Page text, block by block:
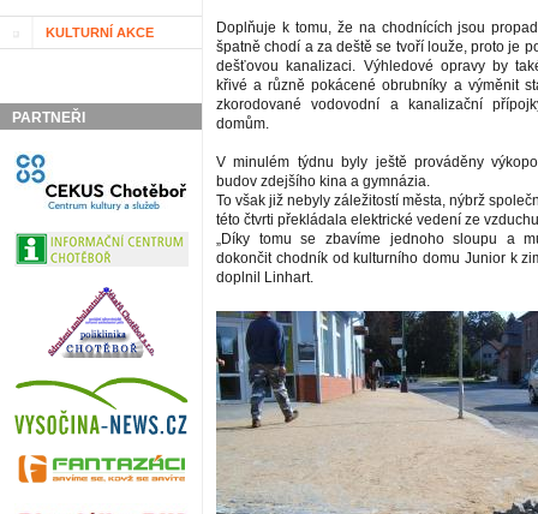
KULTURNÍ AKCE
PARTNEŘI
Doplňuje k tomu, že na chodnících jsou
špatně chodí a za deště se tvoří louže, proto je
dešťovou kanalizaci. Výhledové opravy by
křivé a různě pokácené obrubníky a výměnit
zkorodované vodovodní a kanalizační
domům.
V minulém týdnu byly ještě prováděny
budov zdejšího kina a gymnázia.
To však již nebyly záležitostí města, nýbrž
této čtvrti překládala elektrické vedení ze
„Díky tomu se zbavíme jednoho sloupu a
dokončit chodník od kulturního domu Junior k
doplnil Linhart.